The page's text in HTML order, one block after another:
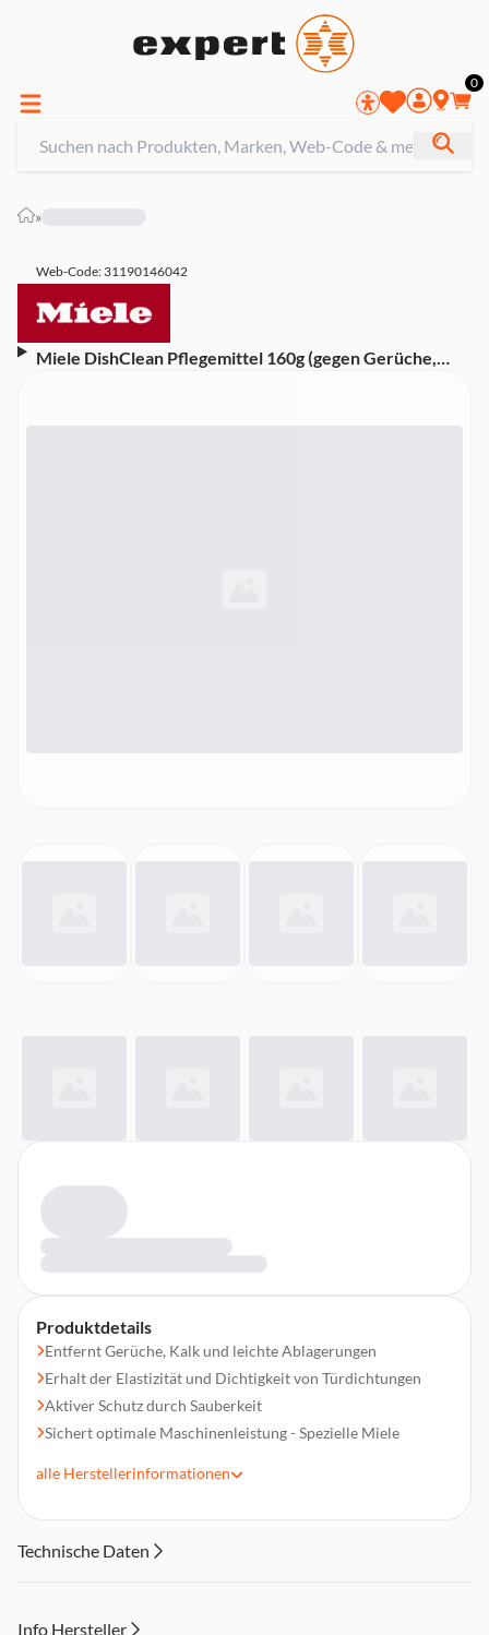
0
»
Web-Code: 31190146042
Miele DishClean Pflegemittel 160g (gegen Gerüche,
Produktdetails
Entfernt Gerüche, Kalk und leichte Ablagerungen
Erhalt der Elastizität und Dichtigkeit von Türdichtungen
Aktiver Schutz durch Sauberkeit
Sichert optimale Maschinenleistung - Spezielle Miele
5 mal pro Jahr verwenden
alle Herstellerinformationen
Technische Daten
Info Hersteller